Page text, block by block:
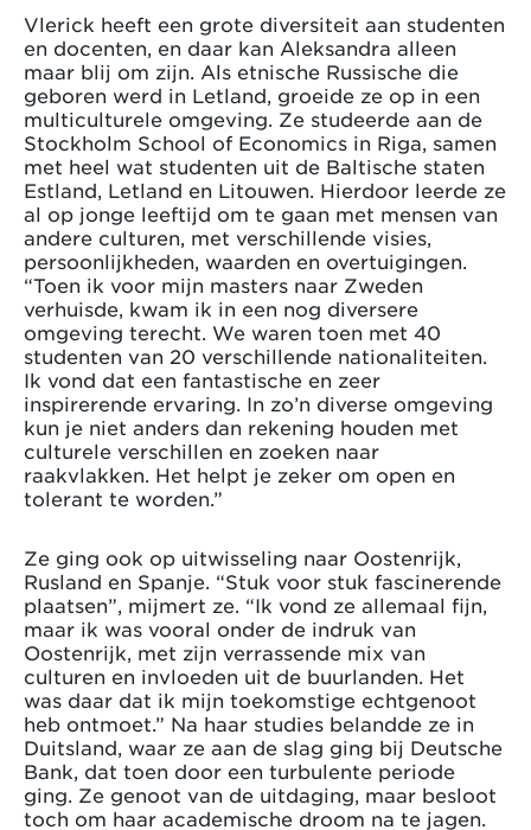
Vlerick heeft een grote diversiteit aan studenten
en docenten, en daar kan Aleksandra alleen
maar blij om zijn. Als etnische Russische die
geboren werd in Letland, groeide ze op in een
multiculturele omgeving. Ze studeerde aan de
Stockholm School of Economics in Riga, samen
met heel wat studenten uit de Baltische staten
Estland, Letland en Litouwen. Hierdoor leerde ze
al op jonge leeftijd om te gaan met mensen van
andere culturen, met verschillende visies,
persoonlijkheden, waarden en overtuigingen.
“Toen ik voor mijn masters naar Zweden
verhuisde, kwam ik in een nog diversere
omgeving terecht. We waren toen met 40
studenten van 20 verschillende nationaliteiten.
Ik vond dat een fantastische en zeer
inspirerende ervaring. In zo’n diverse omgeving
kun je niet anders dan rekening houden met
culturele verschillen en zoeken naar
raakvlakken. Het helpt je zeker om open en
tolerant te worden.”
Ze ging ook op uitwisseling naar Oostenrijk,
Rusland en Spanje. “Stuk voor stuk fascinerende
plaatsen”, mijmert ze. “Ik vond ze allemaal fijn,
maar ik was vooral onder de indruk van
Oostenrijk, met zijn verrassende mix van
culturen en invloeden uit de buurlanden. Het
was daar dat ik mijn toekomstige echtgenoot
heb ontmoet.” Na haar studies belandde ze in
Duitsland, waar ze aan de slag ging bij Deutsche
Bank, dat toen door een turbulente periode
ging. Ze genoot van de uitdaging, maar besloot
toch om haar academische droom na te jagen.